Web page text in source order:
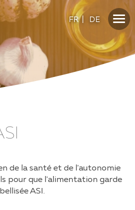
FR DE
de la santé et de l'autonomie
pour que l'alimentation garde
ASI.